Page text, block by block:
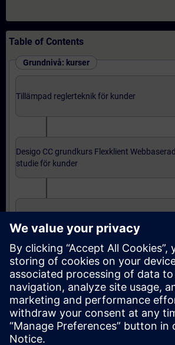
Table of Contents
Grundnivå: kurser
Tillämpad reglerteknik för kunder
Desigo CC grundkurs Flexklient
studie för kunder
Avancerad nivå: kurser
Desigo CC fortsättningskurs installerad
kunder